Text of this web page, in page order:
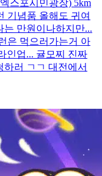
스포시민광장) 5km
기념품 올해도 귀여
는 만원이나하지만...
은 먹으러가는거 아
인업... 귤모찌 진짜
러 ㄱㄱ 대전에서